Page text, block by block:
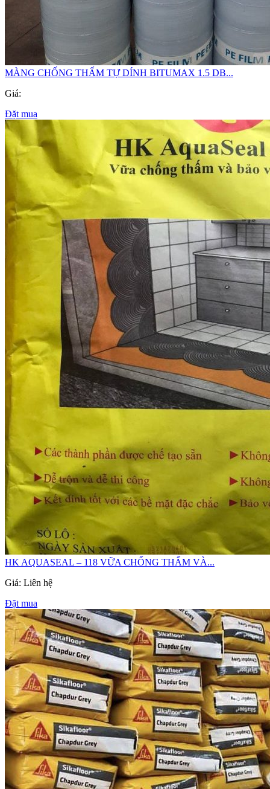
MÀNG CHỐNG THẤM TỰ DÍNH BITUMAX 1.5 DB...
Giá:
Đặt mua
HK AQUASEAL – 118 VỮA CHỐNG THẤM VÀ...
Giá: Liên hệ
Đặt mua